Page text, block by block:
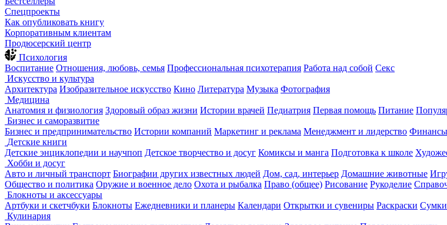
Спецпроекты
Как опубликовать книгу
Корпоративным клиентам
Продюсерский центр
Психология
Воспитание Отношения, любовь, семья Профессиональная психотерапия Работа над собой Секс
Искусство и культура
Архитектура Изобразительное искусство Кино Литература Музыка Фотография
Медицина
Анатомия и физиология Здоровый образ жизни Истории врачей Педиатрия Первая помощь Питание
Бизнес и саморазвитие
Бизнес и предпринимательство Истории компаний Маркетинг и реклама Менеджмент и лидерство Финансы
Детские книги
Детские энциклопедии и научпоп Детское творчество и досуг Комиксы и манга Подготовка к школе
Хобби и досуг
Авто и личный транспорт Биографии других известных людей Дом, сад, интерьер Домашние животные
Общество и политика Оружие и военное дело Охота и рыбалка Право (общее) Рисование Рукоделие
Блокноты и аксессуары
Артбуки и скетчбуки Блокноты Ежедневники и планеры Календари Открытки и сувениры Раскраски Сумки
Кулинария